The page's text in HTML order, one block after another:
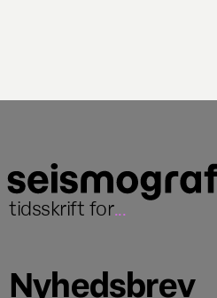
tidsskrift for...
Nyhedsbrev